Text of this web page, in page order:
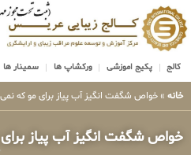
کالج پکیج اموزشی ورکشاپ ها سمینار ها
خانه » خواص شگفت انگیز آب پیاز برای مو که
خواص شگفت انگیز آب پیاز